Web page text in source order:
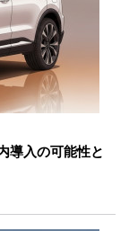
導入の可能性と